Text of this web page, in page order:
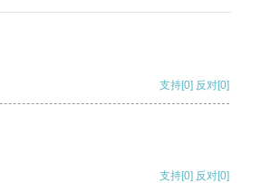
支持[0] 反对[0]
支持[0] 反对[0]